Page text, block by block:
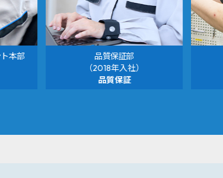
本部
品質保証部
（2018年入社）
品質保証